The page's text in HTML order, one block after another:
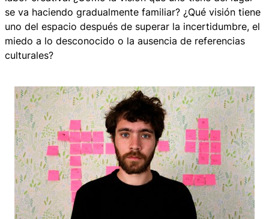
se va haciendo gradualmente familiar? ¿Qué visión tiene
uno del espacio después de superar la incertidumbre, el
miedo a lo desconocido o la ausencia de referencias
culturales?